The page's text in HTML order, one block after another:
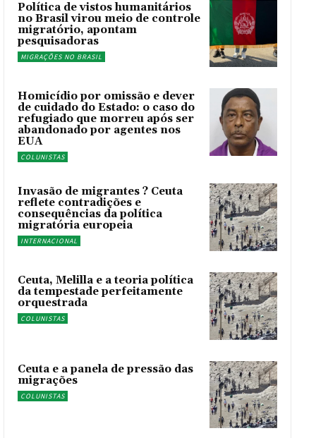
Política de vistos humanitários
no Brasil virou meio de controle
migratório, apontam
pesquisadoras
MIGRAÇÕES NO BRASIL
Homicídio por omissão e dever
de cuidado do Estado: o caso do
refugiado que morreu após ser
abandonado por agentes nos
EUA
COLUNISTAS
Invasão de migrantes ? Ceuta
reflete contradições e
consequências da política
migratória europeia
INTERNACIONAL
Ceuta, Melilla e a teoria política
da tempestade perfeitamente
orquestrada
COLUNISTAS
Ceuta e a panela de pressão das
migrações
COLUNISTAS